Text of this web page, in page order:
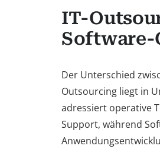
IT-
Software-
Der Unterschied
Outsourcing liegt in
adressiert operative
Support, während